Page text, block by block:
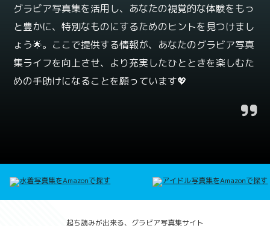
グラビア写真集を活用し、あなたの視覚的な体験をもっ
と豊かに、特別なものにするためのヒントを見つけまし
ょう🌟。ここで提供する情報が、あなたのグラビア写真
集ライフを向上させ、より充実したひとときを楽しむた
めの手助けになることを願っています💖
起ち読みが出来る、グラビア写真集サイト